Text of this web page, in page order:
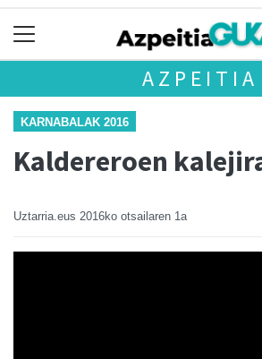
AZPEITIA
KARNABALAK 2016
Kaldereroen
Uztarria.eus 2016ko otsailaren 1a